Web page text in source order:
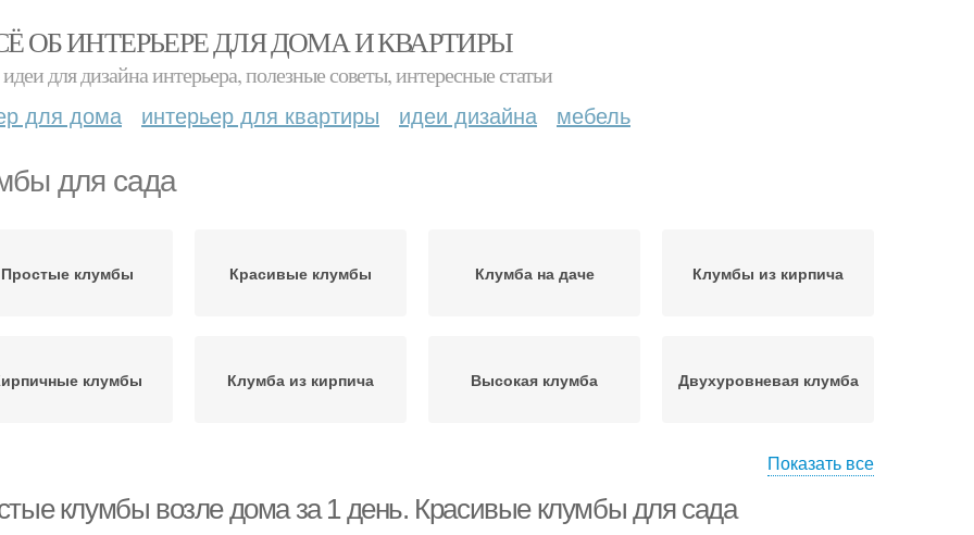
ОБ ИНТЕРЬЕРЕ ДЛЯ ДОМА И КВАРТИРЫ
для дизайна интерьера, полезные советы, интересные статьи
для дома интерьер для квартиры идеи дизайна мебель
для сада
Простые клумбы Красивые клумбы Клумба на даче Клумбы из кирпича
клумбы Клумба из кирпича Высокая клумба Двухуровневая клумба
Показать все
клумбы возле дома за 1 день. Красивые клумбы для сада